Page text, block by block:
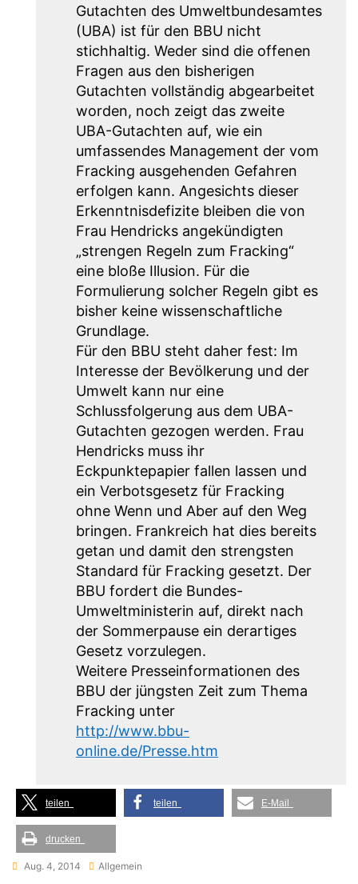
Gutachten des Umweltbundesamtes
(UBA) ist für den BBU nicht
stichhaltig. Weder sind die offenen
Fragen aus den bisherigen
Gutachten vollständig abgearbeitet
worden, noch zeigt das zweite
UBA-Gutachten auf, wie ein
umfassendes Management der vom
Fracking ausgehenden Gefahren
erfolgen kann. Angesichts dieser
Erkenntnisdefizite bleiben die von
Frau Hendricks angekündigten
„strengen Regeln zum Fracking“
eine bloße Illusion. Für die
Formulierung solcher Regeln gibt es
bisher keine wissenschaftliche
Grundlage.
Für den BBU steht daher fest: Im
Interesse der Bevölkerung und der
Umwelt kann nur eine
Schlussfolgerung aus dem UBA-
Gutachten gezogen werden. Frau
Hendricks muss ihr
Eckpunktepapier fallen lassen und
ein Verbotsgesetz für Fracking
ohne Wenn und Aber auf den Weg
bringen. Frankreich hat dies bereits
getan und damit den strengsten
Standard für Fracking gesetzt. Der
BBU fordert die Bundes-
Umweltministerin auf, direkt nach
der Sommerpause ein derartiges
Gesetz vorzulegen.
Weitere Presseinformationen des
BBU der jüngsten Zeit zum Thema
Fracking unter
http://www.bbu-
online.de/Presse.htm
teilen teilen E-Mail
drucken
Aug. 4, 2014 Allgemein